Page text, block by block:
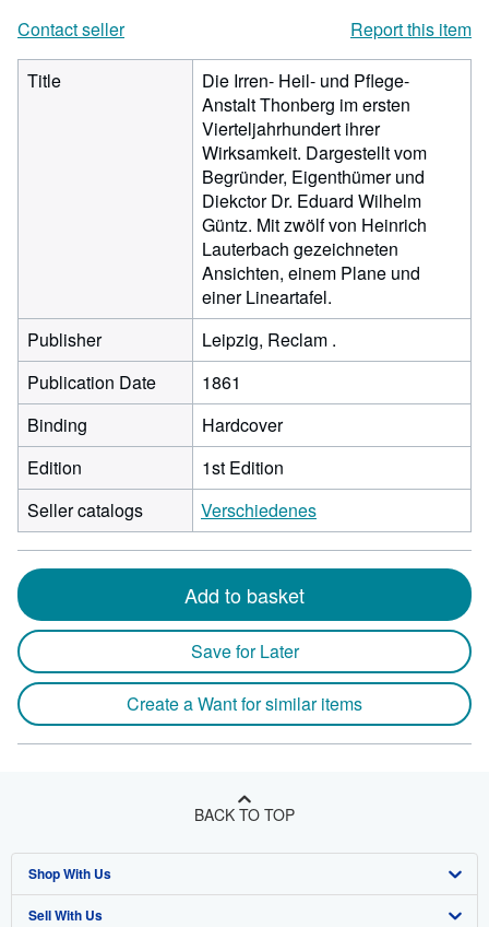
Contact seller
Report this item
Title
Die Irren- Heil- und Pflege-
Anstalt Thonberg im ersten
Vierteljahrhundert ihrer
Wirksamkeit. Dargestellt vom
Begründer, Eigenthümer und
Diekctor Dr. Eduard Wilhelm
Güntz. Mit zwölf von Heinrich
Lauterbach gezeichneten
Ansichten, einem Plane und
einer Lineartafel.
Publisher
Leipzig, Reclam .
Publication Date
1861
Binding
Hardcover
Edition
1st Edition
Seller catalogs
Verschiedenes
Add to basket
Save for Later
Create a Want for similar items
BACK TO TOP
Shop With Us
Advanced Search
Sell With Us